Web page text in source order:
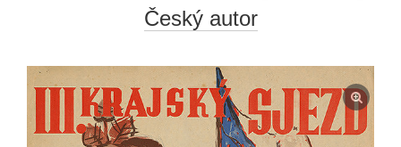
Český autor